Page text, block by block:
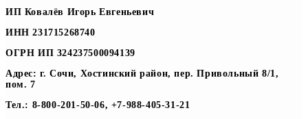
ИП Ковалёв Игорь Евгеньевич
ИНН 231715268740
ОГРН ИП 324237500094139
Адрес: г. Сочи, Хостинский район, пер. Привольный 8/1,
пом. 7
Тел.: 8-800-201-50-06, +7-988-405-31-21